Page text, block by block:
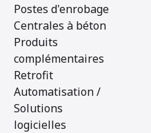
Postes d'enrobage
Centrales à béton
Produits
complémentaires
Retrofit
Automatisation /
Solutions
logicielles